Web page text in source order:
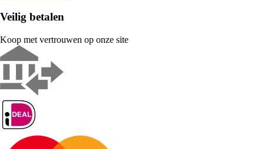
Veilig betalen
Koop met vertrouwen op onze site